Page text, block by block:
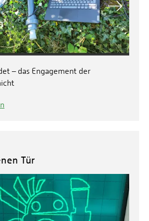
– das Engagement der
Tür